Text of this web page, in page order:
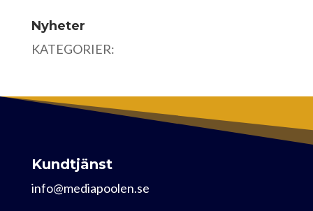
Nyheter
KATEGORIER:
Kundtjänst
info@mediapoolen.se